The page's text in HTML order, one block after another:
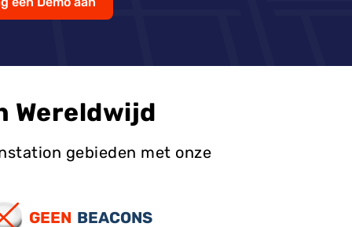
Wereldwijd
gebieden met onze
GEEN BEACONS